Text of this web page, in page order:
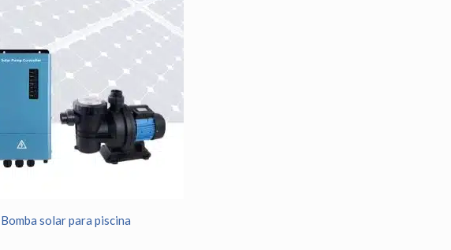
Bomba solar para piscina